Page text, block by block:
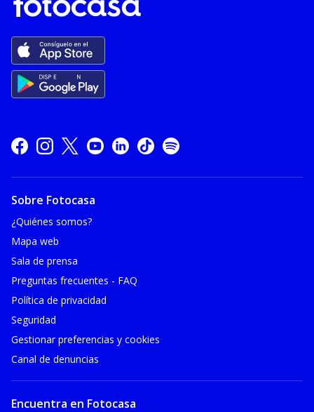
Sobre Fotocasa
¿Quiénes somos?
Mapa web
Sala de prensa
Preguntas frecuentes - FAQ
Política de privacidad
Seguridad
Gestionar preferencias y cookies
Canal de denuncias
Encuentra en Fotocasa